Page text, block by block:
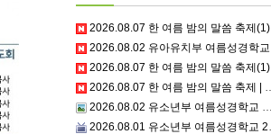
2026.08.07 한 여름 밤의 말씀 축제(1) | 믿음교구 특송
2026.08.02 유아유치부 여름성경학교 3일차
2026.08.07 한 여름 밤의 말씀 축제(1) | 믿음교구 스케치
2026.08.07 한 여름 밤의 말씀 축제 | 주의 거룩한 이름을 위하여 기도합시다
2026.08.02 유소년부 여름성경학교 셋째날,주일예배
2026.08.01 유소년부 여름성경학교 2일차 저녁집회 예배 실황